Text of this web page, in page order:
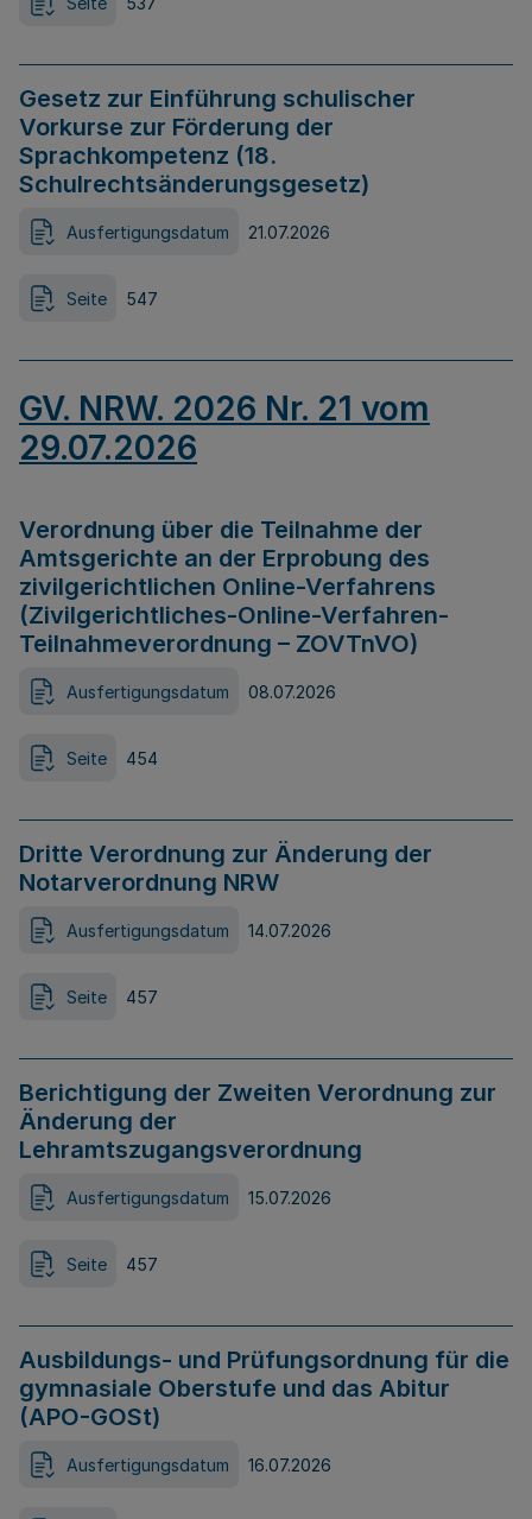
Gesetz zur Einführung schulischer
Vorkurse zur Förderung der
Sprachkompetenz (18.
Schulrechtsänderungsgesetz)
Ausfertigungsdatum 21.07.2026
Seite 547
GV. NRW. 2026 Nr. 21 vom
29.07.2026
Verordnung über die Teilnahme der
Amtsgerichte an der Erprobung des
zivilgerichtlichen Online-Verfahrens
(Zivilgerichtliches-Online-Verfahren-
Teilnahmeverordnung – ZOVTnVO)
Ausfertigungsdatum 08.07.2026
Seite 454
Dritte Verordnung zur Änderung der
Notarverordnung NRW
Ausfertigungsdatum 14.07.2026
Seite 457
Berichtigung der Zweiten Verordnung zur
Änderung der
Lehramtszugangsverordnung
Ausfertigungsdatum 15.07.2026
Seite 457
Ausbildungs- und Prüfungsordnung für die
gymnasiale Oberstufe und das Abitur
(APO-GOSt)
Ausfertigungsdatum 16.07.2026